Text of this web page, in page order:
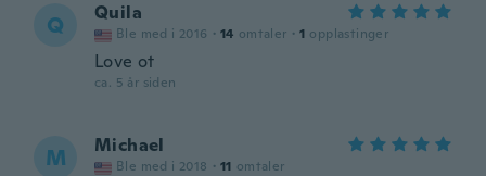
Q Quila
Ble med i 2016 · 14 omtaler · 1 opplastinger
Love ot
ca. 5 år siden
M Michael
Ble med i 2018 · 11 omtaler